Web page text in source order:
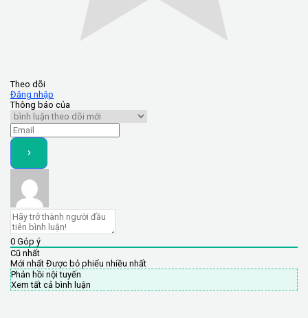
Theo dõi
Đăng nhập
Thông báo của
0Góp ý
Cũ nhất
Mới nhất Được bỏ phiếu nhiều nhất
Phản hồi nội tuyến
Xem tất cả bình luận